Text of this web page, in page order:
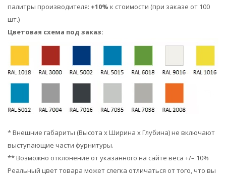
палитры производителя: +10% к стоимости (при заказе от 100
шт.)
Цветовая схема под заказ:
* Внешние габариты (Высота х Ширина х Глубина) не включают
выступающие части фурнитуры.
** Возможно отклонение от указанного на сайте веса +/– 10%
Реальный цвет товара может слегка отличаться от того, что вы